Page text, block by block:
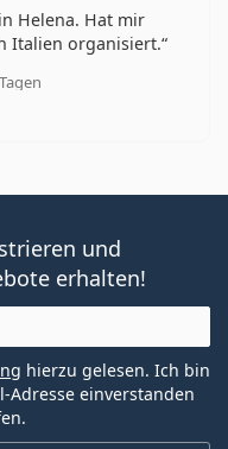
Helena. Hat mir
Italien organisiert.
5 aus 5
und
erhalten!
hierzu gelesen. Ich bin
Adresse einverstanden